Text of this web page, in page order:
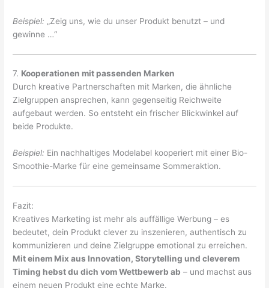
Beispiel: „Zeig uns, wie du unser Produkt benutzt – und
gewinne …“
7. Kooperationen mit passenden Marken
Durch kreative Partnerschaften mit Marken, die ähnliche
Zielgruppen ansprechen, kann gegenseitig Reichweite
aufgebaut werden. So entsteht ein frischer Blickwinkel auf
beide Produkte.
Beispiel: Ein nachhaltiges Modelabel kooperiert mit einer Bio-
Smoothie-Marke für eine gemeinsame Sommeraktion.
Fazit:
Kreatives Marketing ist mehr als auffällige Werbung – es
bedeutet, dein Produkt clever zu inszenieren, authentisch zu
kommunizieren und deine Zielgruppe emotional zu erreichen.
Mit einem Mix aus Innovation, Storytelling und cleverem
Timing hebst du dich vom Wettbewerb ab – und machst aus
einem neuen Produkt eine echte Marke.